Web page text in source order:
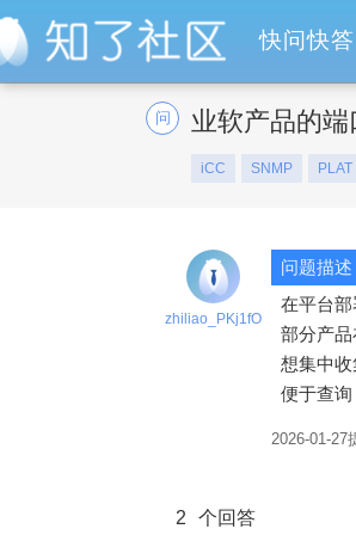
快问快答
问 业软产品的端
iCC SNMP PLAT
zhiliao_PKj1fO
问题描述
在平台部
部分产
想集中
便于查询
2026-01-27
2 个回答